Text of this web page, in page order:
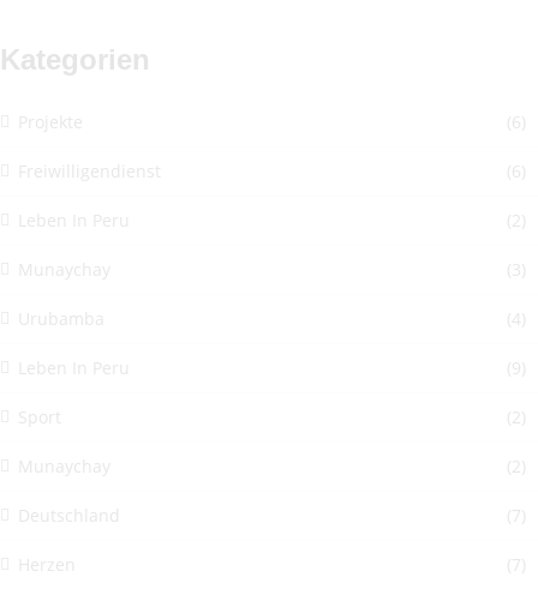
Kategorien
Projekte (6)
Freiwilligendienst (6)
Leben In Peru (2)
Munaychay (3)
Urubamba (4)
Leben In Peru (9)
Sport (2)
Munaychay (2)
Deutschland (7)
Herzen (7)